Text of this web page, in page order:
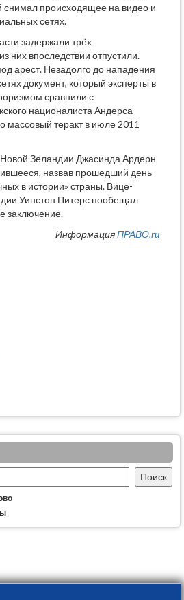
происходящее на видео и
сетях.
задержали трёх
них впоследствии отпустили.
арест. Незадолго до нападения
документ, который эксперты в
сравнили с
националиста Андерса
массовый теракт в июле 2011
Зеландии Джасинда Ардерн
назвав прошедший день
в истории» страны. Вице-
Уинстон Питерс пообещал
заключение.
ИнформацияПРАВО.ru